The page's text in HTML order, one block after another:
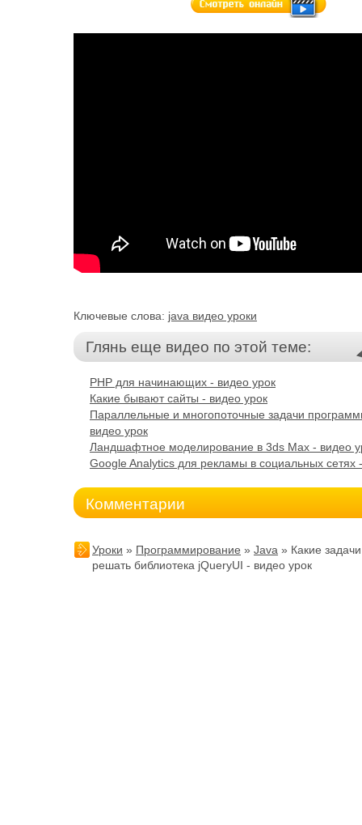
Ключевые слова: java видео уроки
Глянь еще видео по этой теме:
PHP для начинающих - видео урок
Какие бывают сайты - видео урок
Параллельные и многопоточные задачи
видео урок
Ландшафтное моделирование в 3ds Max - видео
Google Analytics для рекламы в социальных сетях
Комментарии
Уроки » Программирование » Java » Какие
решать библиотека jQueryUI - видео урок